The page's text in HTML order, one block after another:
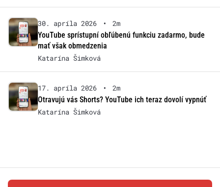
30. apríla 2026 •
2m
YouTube sprístupní obľúbenú funkciu zadarmo, bude
mať však obmedzenia
Katarína Šimková
17. apríla 2026 •
2m
Otravujú vás Shorts? YouTube ich teraz dovolí vypnúť
Katarína Šimková